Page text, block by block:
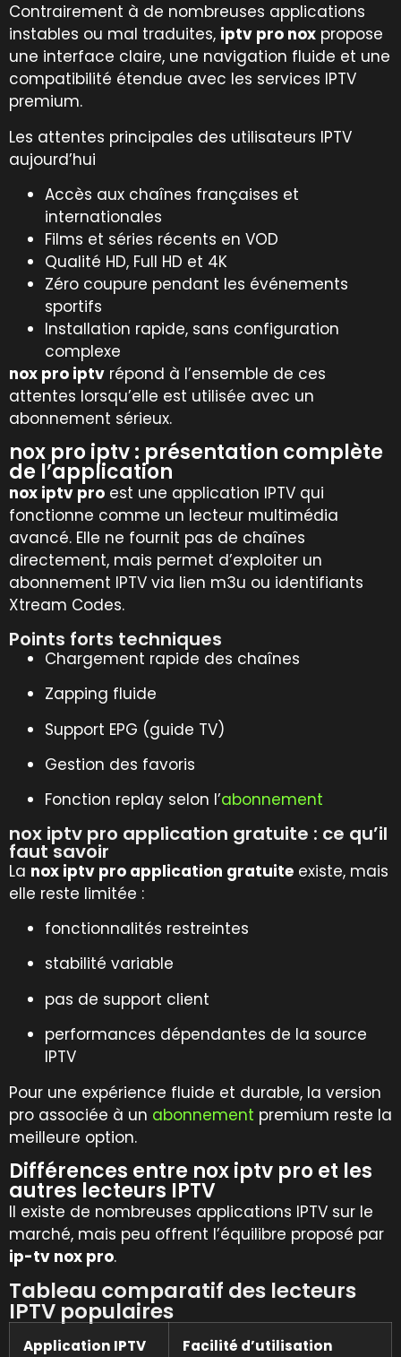
Contrairement à de nombreuses applications
instables ou mal traduites, iptv pro nox propose
une interface claire, une navigation fluide et une
compatibilité étendue avec les services IPTV
premium.
Les attentes principales des utilisateurs IPTV
aujourd’hui
Accès aux chaînes françaises et
internationales
Films et séries récents en VOD
Qualité HD, Full HD et 4K
Zéro coupure pendant les événements
sportifs
Installation rapide, sans configuration
complexe
nox pro iptv répond à l’ensemble de ces
attentes lorsqu’elle est utilisée avec un
abonnement sérieux.
nox pro iptv : présentation complète
de l’application
nox iptv pro est une application IPTV qui
fonctionne comme un lecteur multimédia
avancé. Elle ne fournit pas de chaînes
directement, mais permet d’exploiter un
abonnement IPTV via lien m3u ou identifiants
Xtream Codes.
Points forts techniques
Chargement rapide des chaînes
Zapping fluide
Support EPG (guide TV)
Gestion des favoris
Fonction replay selon l’abonnement
nox iptv pro application gratuite : ce qu’il
faut savoir
La nox iptv pro application gratuite existe, mais
elle reste limitée :
fonctionnalités restreintes
stabilité variable
pas de support client
performances dépendantes de la source
IPTV
Pour une expérience fluide et durable, la version
pro associée à un abonnement premium reste la
meilleure option.
Différences entre nox iptv pro et les
autres lecteurs IPTV
Il existe de nombreuses applications IPTV sur le
marché, mais peu offrent l’équilibre proposé par
ip-tv nox pro.
Tableau comparatif des lecteurs
IPTV populaires
Application IPTV Facilité d’utilisation